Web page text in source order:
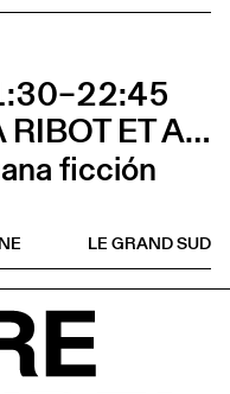
LA RIBOT ET ASIER PUGA
ficción
LE GRAND SUD